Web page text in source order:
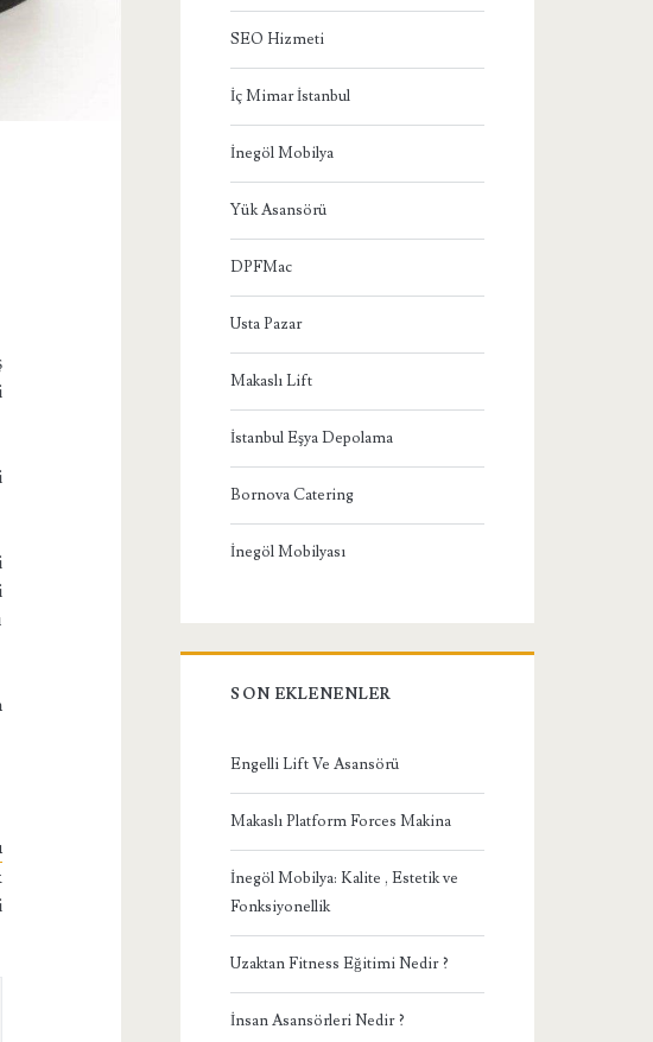
SEO Hizmeti
İç Mimar İstanbul
İnegöl Mobilya
Yük Asansörü
DPFMac
Usta Pazar
Makaslı Lift
İstanbul Eşya Depolama
Bornova Catering
İnegöl Mobilyası
SON EKLENENLER
Engelli Lift Ve Asansörü
Makaslı Platform Forces Makina
İnegöl Mobilya: Kalite , Estetik ve
Fonksiyonellik
Uzaktan Fitness Eğitimi Nedir ?
İnsan Asansörleri Nedir ?